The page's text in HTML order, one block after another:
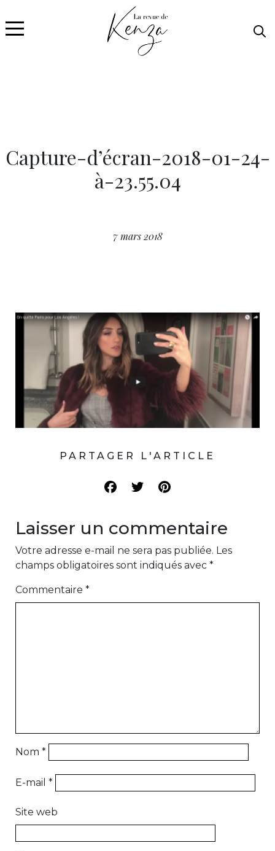
Capture-d’écran-2018-01-24-
à-23.55.04
7 mars 2018
PARTAGER L'ARTICLE
Laisser un commentaire
Votre adresse e-mail ne sera pas publiée. Les
champs obligatoires sont indiqués avec *
Commentaire *
Nom *
E-mail *
Site web